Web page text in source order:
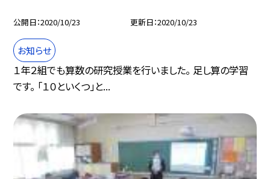
公開日 2020/10/23 更新日 2020/10/23
お知らせ
１年２組でも算数の研究授業を行いました。 足し算の学習
です。 「１０といくつ」と...